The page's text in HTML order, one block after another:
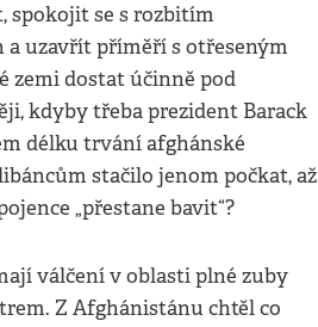
spokojit se s rozbitím
uzavřít příměří s otřeseným
zemi dostat účinně pod
kdyby třeba prezident Barack
délku trvání afghánské
stačilo jenom počkat, až
„přestane bavit“?
válčení v oblasti plné zuby
Z Afghánistánu chtěl co